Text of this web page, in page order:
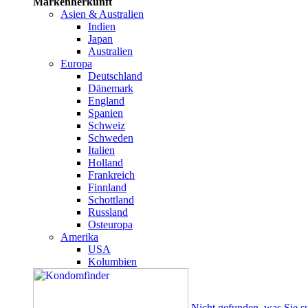
Asien & Australien
Indien
Japan
Australien
Europa
Deutschland
Dänemark
England
Spanien
Schweiz
Schweden
Italien
Holland
Frankreich
Finnland
Schottland
Russland
Osteuropa
Amerika
USA
Kolumbien